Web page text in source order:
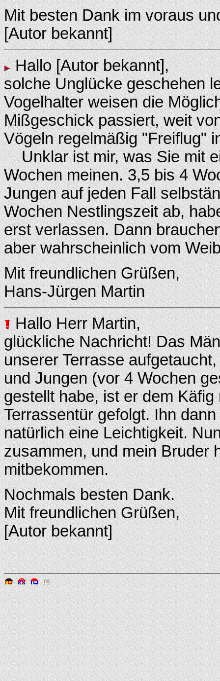
Mit besten Dank im voraus
[Autor bekannt]
Hallo [Autor bekannt],
solche Unglücke geschehen
Vogelhalter weisen die
Mißgeschick passiert, weit
Vögeln regelmäßig "Freiflug"
Unklar ist mir, was Sie mit
Wochen meinen. 3,5 bis 4
Jungen auf jeden Fall
Wochen Nestlingszeit ab,
erst verlassen. Dann
aber wahrscheinlich vom
Mit freundlichen Grüßen,
Hans-Jürgen Martin
Hallo Herr Martin,
glückliche Nachricht! Das
unserer Terrasse
und Jungen (vor 4 Wochen
gestellt habe, ist er dem
Terrassentür gefolgt. Ihn
natürlich eine Leichtigkeit.
zusammen, und mein Bruder
mitbekommen.
Nochmals besten Dank.
Mit freundlichen Grüßen,
[Autor bekannt]